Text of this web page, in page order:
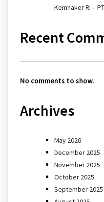
Kemnaker RI –
Recent
No comments to show.
Archives
May 2026
December 2025
November 2025
October 2025
September 2025